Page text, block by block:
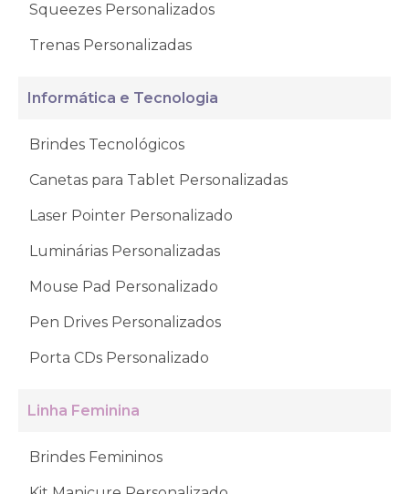
Squeezes Personalizados
Trenas Personalizadas
Informática e Tecnologia
Brindes Tecnológicos
Canetas para Tablet Personalizadas
Laser Pointer Personalizado
Luminárias Personalizadas
Mouse Pad Personalizado
Pen Drives Personalizados
Porta CDs Personalizado
Linha Feminina
Brindes Femininos